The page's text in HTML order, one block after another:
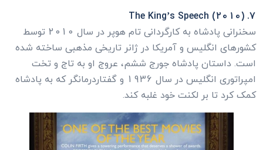
7. The King’s Speech (2010)
سخنرانی پادشاه به کارگردانی تام هوپر در سال 2010 توسط
کشورهای انگلیس و آمریکا در ژانر تاریخی مذهبی ساخته شده
است. داستان پادشاه جورج ششم، عروج او به تاج و تخت
امپراتوری انگلیس در سال 1936 و گفتاردرمانگر که به پادشاه
کمک کرد تا بر لکنت خود غلبه کند.